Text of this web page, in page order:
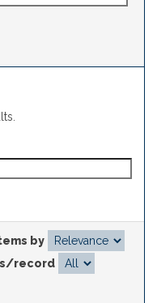
by
record